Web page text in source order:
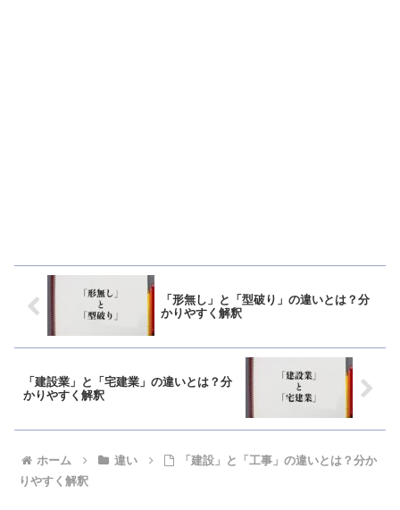
「形無し」と「型破り」の違いとは？分
かりやすく解釈
「建設業」と「宅建業」の違いとは？分
かりやすく解釈
ホーム 違い
「建設」と「工事」の違いとは？分か
りやすく解釈